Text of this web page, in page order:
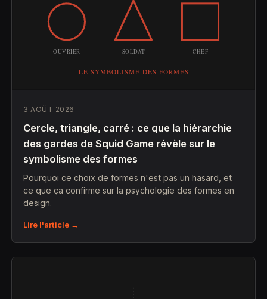
3 AOÛT 2026
Cercle, triangle, carré : ce que la hiérarchie
des gardes de Squid Game révèle sur le
symbolisme des formes
Pourquoi ce choix de formes n'est pas un hasard, et
ce que ça confirme sur la psychologie des formes en
design.
Lire l'article →